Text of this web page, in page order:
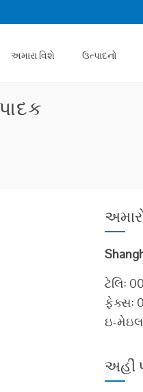
અમારા વિશે ઉત્પાદનો
ટેલિ:
ફેક્સ:
ઇ-
અહીં